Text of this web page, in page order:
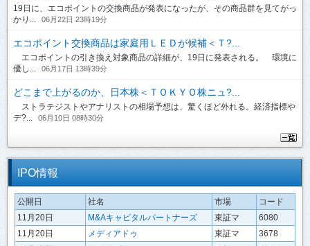
19日に、エコポイントの交換商品が発表になったが、その商品群を見てがっ
かり...
06月22日 23時19分
エコポイント交換商品は家庭用ＬＥＤが候補＜Ｔ?...
エコポイントの引き換え対象商品の詳細が、19日に発表される。 環境に
優し...
06月17日 13時39分
どこまで上がるのか、日本株＜ＴＯＫＹＯ株ニュ?...
ストラテジストやアナリストの相場予想は、驚くほど外れる。経済指標や
デ?...
06月10日 08時30分
IPO情報
公開日 社名 市場
コード
11月20日
M&Aキャピタルパートナーズ 東証マ
6080
11月20日
メディアドゥ 東証マ
3678